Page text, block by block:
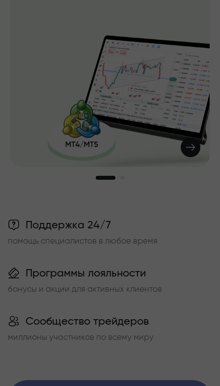
Поддержка 24/7
помощь специалистов в любое время
Программы лояльности
бонусы и акции для активных клиентов
Сообщество трейдеров
миллионы участников по всему миру